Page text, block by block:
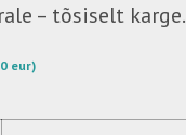
– tõsiselt karge.
eur)